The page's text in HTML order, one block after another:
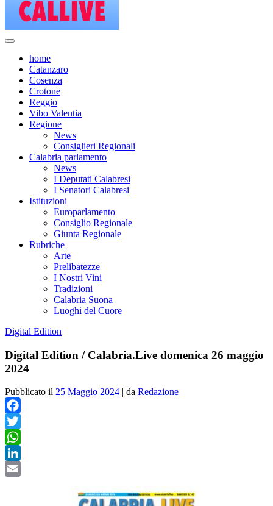
home
Catanzaro
Cosenza
Crotone
Reggio
Vibo Valentia
Regione
News
Consiglieri Regionali
Calabria parlamento
News
I Deputati Calabresi
I Senatori Calabresi
Istituzioni
Europarlamento
Consiglio Regionale
Giunta Regionale
Rubriche
Arte
Prelibatezze
I Nostri Vini
Tradizioni
Calabria Suona
Luoghi del Cuore
Digital Edition
Digital Edition / Calabria.Live domenica 26 maggio
2024
Pubblicato il 25 Maggio 2024 | da Redazione
Facebook
Twitter
WhatsApp
LinkedIn